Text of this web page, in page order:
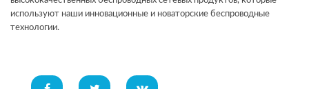
используют наши инновационные и новаторские беспроводные
технологии.